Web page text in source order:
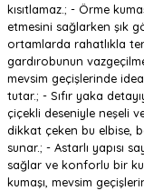
kısıtlamaz.; - Örme
etmesini sağlarken şık
ortamlarda rahatlıkla
gardırobunun
mevsim geçişlerinde
tutar.; - Sıfır yaka
çiçekli deseniyle neşeli
dikkat çeken bu elbise,
sunar.; - Astarlı yapısı
sağlar ve konforlu bir
kumaşı, mevsim